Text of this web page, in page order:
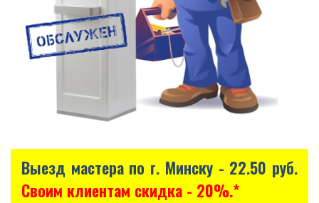
Выезд мастера по г. Минску - 22.50 руб.
Своим клиентам скидка - 20%.*